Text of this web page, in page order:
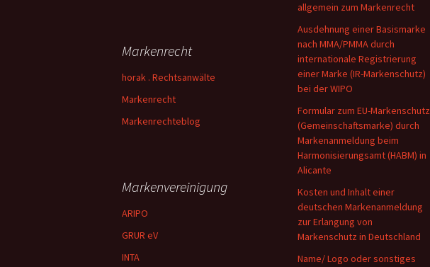
allgemein zum Markenrecht
Ausdehnung einer Basismarke
nach MMA/PMMA durch
internationale Registrierung
einer Marke (IR-Markenschutz)
bei der WIPO
Formular zum EU-Markenschutz
(Gemeinschaftsmarke) durch
Markenanmeldung beim
Harmonisierungsamt (HABM) in
Alicante
Kosten und Inhalt einer
deutschen Markenanmeldung
zur Erlangung von
Markenschutz in Deutschland
Name/ Logo oder sonstiges
Markenrecht
horak . Rechtsanwälte
Markenrecht
Markenrechteblog
Markenvereinigung
ARIPO
GRUR eV
INTA